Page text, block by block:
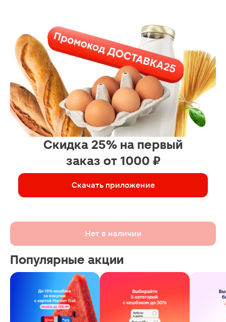
Скидка 25% на первый
заказ от 1000 ₽
Скачать приложение
Нет в наличии
Популярные акции